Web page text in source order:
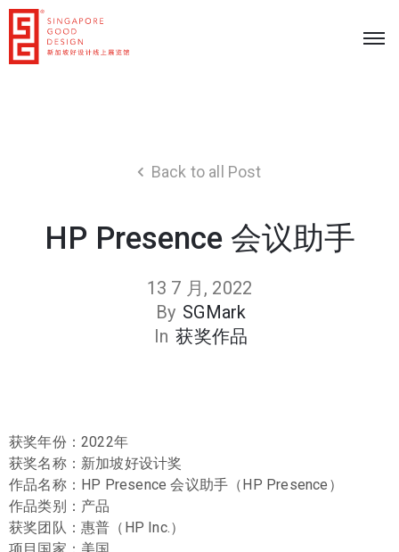
Back to all Post
HP Presence 会议助手
13 7 月, 2022
By SGMark
In 获奖作品
获奖年份：2022年
获奖名称：新加坡好设计奖
作品名称：HP Presence 会议助手（HP Presence）
作品类别：产品
获奖团队：惠普（HP Inc.）